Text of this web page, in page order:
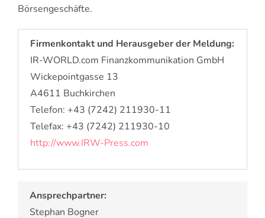
Börsengeschäfte.
Firmenkontakt und Herausgeber der Meldung:
IR-WORLD.com Finanzkommunikation GmbH
Wickepointgasse 13
A4611 Buchkirchen
Telefon: +43 (7242) 211930-11
Telefax: +43 (7242) 211930-10
http://www.IRW-Press.com
Ansprechpartner:
Stephan Bogner